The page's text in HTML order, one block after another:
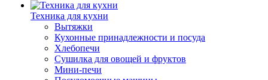
Техника для кухни
Вытяжки
Кухонные принадлежности и посуда
Хлебопечи
Сушилка для овощей и фруктов
Мини-печи